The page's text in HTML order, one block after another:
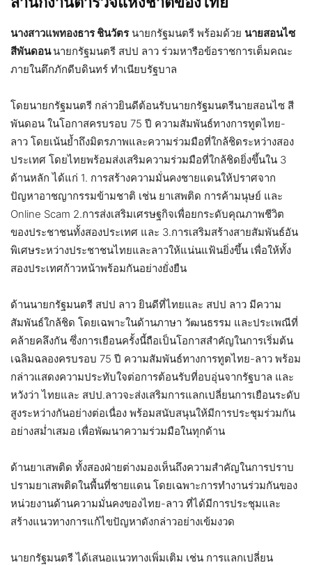
นางสาวแพทองธาร ชินวัตรนายกรัฐมนตรี พร้อมด้วย นายสอนไซ
สีพันดอนนายกรัฐมนตรี สปป ลาว ร่วมหารือข้อราชการเต็มคณะ
ภายในตึกภักดีบดินทร์ ทำเนียบรัฐบาล
โดยนายกรัฐมนตรี กล่าวยินดีต้อนรับนายกรัฐมนตรีนายสอนไซ สี
พันดอน ในโอกาสครบรอบ 75 ปี ความสัมพันธ์ทางการทูตไทย-
ลาว โดยเน้นย้ำถึงมิตรภาพและความร่วมมือที่ใกล้ชิดระหว่างสอง
ประเทศ โดยไทยพร้อมส่งเสริมความร่วมมือที่ใกล้ชิดยิ่งขึ้นใน 3
ด้านหลัก ได้แก่ 1. การสร้างความมั่นคงชายแดนให้ปราศจาก
ปัญหาอาชญากรรมข้ามชาติ เช่น ยาเสพติด การค้ามนุษย์ และ
Online Scam 2.การส่งเสริมเศรษฐกิจเพื่อยกระดับคุณภาพชีวิต
ของประชาชนทั้งสองประเทศ และ 3.การเสริมสร้างสายสัมพันธ์อัน
พิเศษระหว่างประชาชนไทยและลาวให้แน่นแฟ้นยิ่งขึ้น เพื่อให้ทั้ง
สองประเทศก้าวหน้าพร้อมกันอย่างยั่งยืน
ด้านนายกรัฐมนตรี สปป ลาว ยินดีที่ไทยและ สปป ลาว มีความ
สัมพันธ์ใกล้ชิด โดยเฉพาะในด้านภาษา วัฒนธรรม และประเพณีที่
คล้ายคลึงกัน ซึ่งการเยือนครั้งนี้ถือเป็นโอกาสสำคัญในการเริ่มต้น
เฉลิมฉลองครบรอบ 75 ปี ความสัมพันธ์ทางการทูตไทย-ลาว พร้อม
กล่าวแสดงความประทับใจต่อการต้อนรับที่อบอุ่นจากรัฐบาล และ
หวังว่า ไทยและ สปป.ลาวจะส่งเสริมการแลกเปลี่ยนการเยือนระดับ
สูงระหว่างกันอย่างต่อเนื่อง พร้อมสนับสนุนให้มีการประชุมร่วมกัน
อย่างสม่ำเสมอ เพื่อพัฒนาความร่วมมือในทุกด้าน
ด้านยาเสพติด ทั้งสองฝ่ายต่างมองเห็นถึงความสำคัญในการปราบ
ปรามยาเสพติดในพื้นที่ชายแดน โดยเฉพาะการทำงานร่วมกันของ
หน่วยงานด้านความมั่นคงของไทย-ลาว ที่ได้มีการประชุมและ
สร้างแนวทางการแก้ไขปัญหาดังกล่าวอย่างเข้มงวด
นายกรัฐมนตรี ได้เสนอแนวทางเพิ่มเติม เช่น การแลกเปลี่ยน